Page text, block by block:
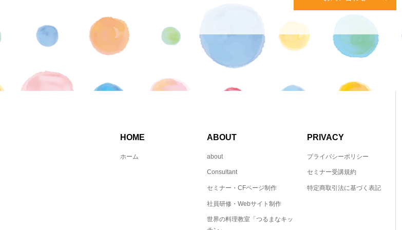
HOME
ホーム
ABOUT
about
Consultant
セミナー・CFページ制作
社員研修・Webサイト制作
世界の料理教室「つるまなキッ
PRIVACY
プライバシーポリシー
セミナー受講規約
特定商取引法に基づく表記